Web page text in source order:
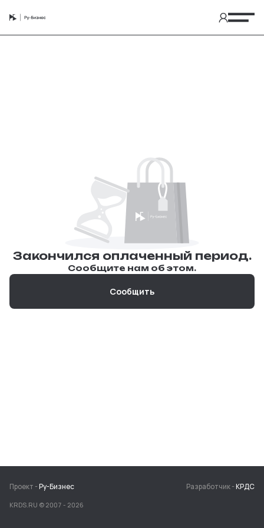
Закончился оплаченный период.
Сообщите нам об этом.
Сообщить
Проект - Ру-Бизнес Разработчик - КРДС
KRDS.RU © 2007 - 2026